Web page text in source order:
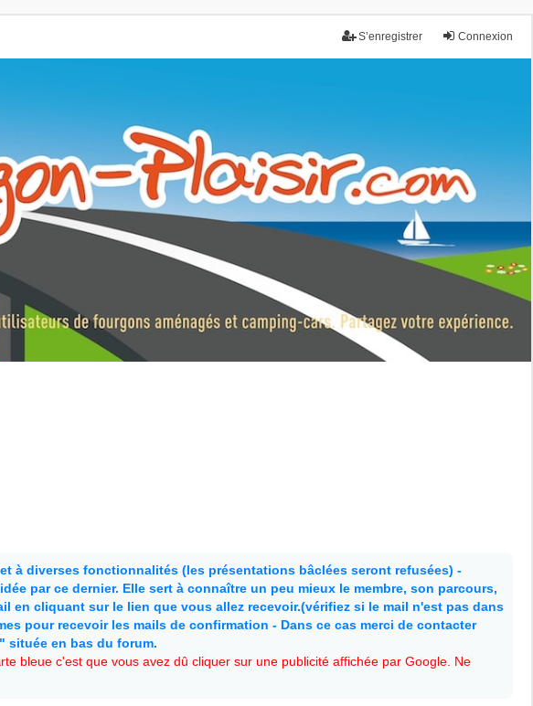
Connexion
S’enregistrer
votre expérience.
à diverses fonctionnalités (les présentations bâclées seront refusées) -
par ce dernier. Elle sert à connaître un peu mieux le membre, son parcours,
en cliquant sur le lien que vous allez recevoir.(vérifiez si le mail n'est pas dans
pour recevoir les mails de confirmation - Dans ce cas merci de contacter
située en bas du forum.
bleue c'est que vous avez dû cliquer sur une publicité affichée par Google. Ne